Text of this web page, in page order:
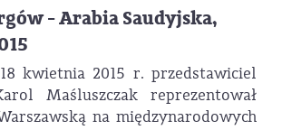
- Arabia Saudyjska,
kwietnia 2015 r. przedstawiciel
Maśluszczak reprezentował
na międzynarodowych